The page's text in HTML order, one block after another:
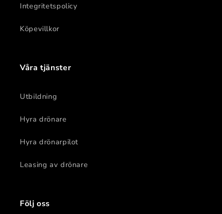
Integritetspolicy
Köpevillkor
Våra tjänster
Utbildning
Hyra drönare
Hyra drönarpilot
Leasing av drönare
Följ oss